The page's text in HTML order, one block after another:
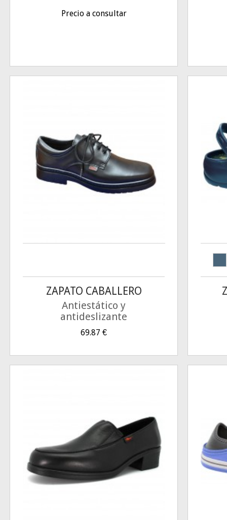
Precio a consultar
ZAPATO CABALLERO
CORDONES
Antiestático y
antideslizante
69.87 €